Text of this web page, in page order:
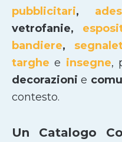
pubblicitari,
vetrofanie,
bandiere,
targhee insegne,
decorazionie
contesto.
Un Catalogo